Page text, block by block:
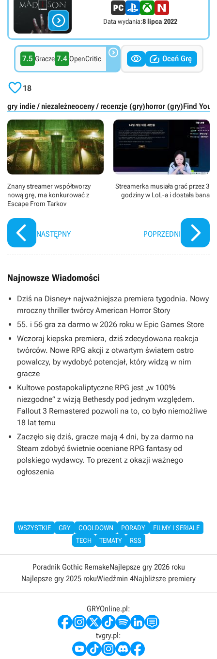
 Data wydania:8 lipca 2022
7.5 Gracze 7.4 OpenCritic    Oceń Grę
18
gry indie / niezależneoceny / recenzje (gry) horror (gry)Find Your
Znany streamer współtworzy
nową grę, ma konkurować z
Escape From Tarkov
NASTĘPNY
Streamerka musiała grać przez 3
godziny w LoL-a i dostała bana
POPRZEDNI
Najnowsze Wiadomości
Dziś na Disney+ najważniejsza premiera tygodnia. Nowy
mroczny thriller twórcy American Horror Story
55. i 56 gra za darmo w 2026 roku w Epic Games Store
Wczoraj kiepska premiera, dziś zdecydowana reakcja
twórców. Nowe RPG akcji z otwartym światem ostro
powalczy, by wydobyć potencjał, który widzą w nim
gracze
Kultowe postapokaliptyczne RPG jest „w 100%
niezgodne” z wizją Bethesdy pod jednym względem.
Fallout 3 Remastered pozwoli na to, co było niemożliwe
18 lat temu
Zaczęło się dziś, gracze mają 4 dni, by za darmo na
Steam zdobyć świetnie oceniane RPG fantasy od
polskiego wydawcy. To prezent z okazji ważnego
ogłoszenia
WSZYSTKIE GRY COOLDOWN PORADY
FILMY I SERIALE
TECH
TEMATY RSS
Poradnik Gothic RemakeNajlepsze gry 2026 roku
Najlepsze gry 2025 rokuWiedźmin 4Najbliższe premiery
GRYOnline.pl:
tvgry.pl: